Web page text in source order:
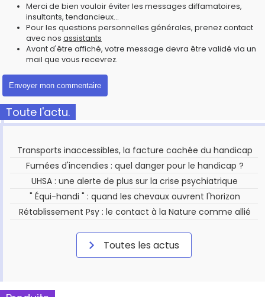
Merci de bien vouloir éviter les messages diffamatoires,
insultants, tendancieux...
Pour les questions personnelles générales, prenez contact
avec nos assistants
Avant d'être affiché, votre message devra être validé via un
mail que vous recevrez.
Toute l'actu.
Transports inaccessibles, la facture cachée du handicap
Fumées d'incendies : quel danger pour le handicap ?
UHSA : une alerte de plus sur la crise psychiatrique
" Équi-handi " : quand les chevaux ouvrent l'horizon
Rétablissement Psy : le contact à la Nature comme allié
Toutes les actus